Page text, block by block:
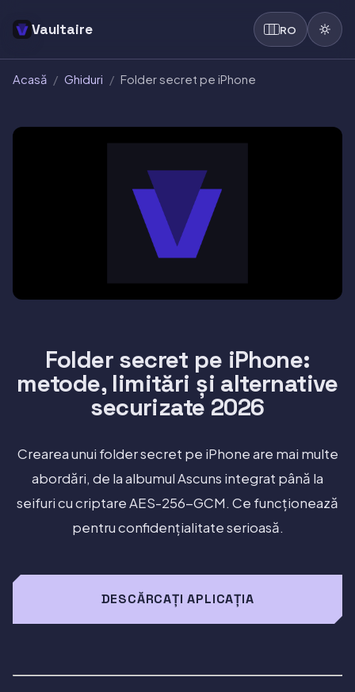
Vaultaire RO
Acasă / Ghiduri / Folder secret pe iPhone
Folder secret pe iPhone:
metode, limitări și alternative
securizate 2026
Crearea unui folder secret pe iPhone are mai multe
abordări, de la albumul Ascuns integrat până la
seifuri cu criptare AES-256-GCM. Ce funcționează
pentru confidențialitate serioasă.
DESCĂRCAȚI APLICAȚIA